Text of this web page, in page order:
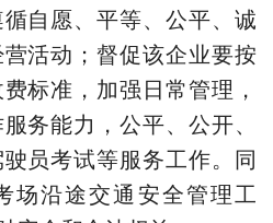
自愿、平等、公平、诚
活动；督促该企业要按
标准，加强日常管理，
务能力，公平、公开、
员考试等服务工作。同
场沿途交通安全管理工